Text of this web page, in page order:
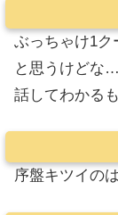
ぶっちゃけ1ク
と思うけどな…
話してわかる
序盤キツイの